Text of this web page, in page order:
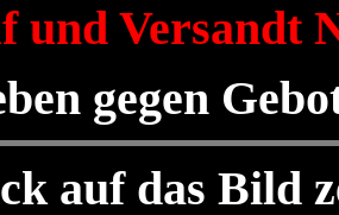
und Versandt
gegen
auf das Bild